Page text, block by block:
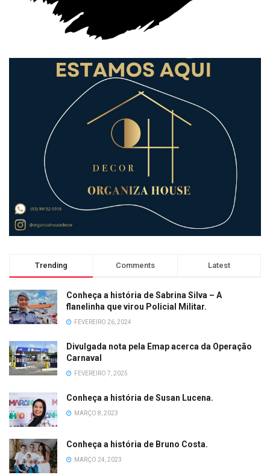
Trending Comments Latest
Conheça a história de Sabrina Silva – A
flanelinha que virou Policial Militar.
FEVEREIRO 26, 2024
Divulgada nota pela Emap acerca da Operação
Carnaval
FEVEREIRO 7, 2025
Conheça a história de Susan Lucena.
MARÇO 8, 2023
Conheça a história de Bruno Costa.
MARÇO 24, 2023